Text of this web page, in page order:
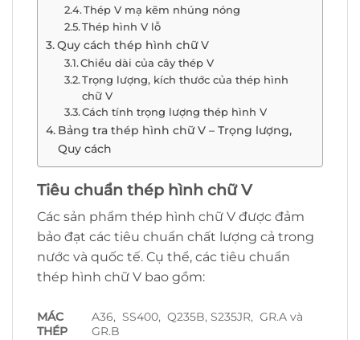
Thép V mạ kẽm nhúng nóng
Thép hình V lỗ
Quy cách thép hình chữ V
Chiều dài của cây thép V
Trọng lượng, kích thước của thép hình
chữ V
Cách tính trọng lượng thép hình V
Bảng tra thép hình chữ V – Trọng lượng,
Quy cách
Tiêu chuẩn thép hình chữ V
Các sản phẩm thép hình chữ V được đảm
bảo đạt các tiêu chuẩn chất lượng cả trong
nước và quốc tế. Cụ thể, các tiêu chuẩn
thép hình chữ V bao gồm:
MÁC
THÉP
A36, SS400, Q235B, S235JR, GR.A và
GR.B